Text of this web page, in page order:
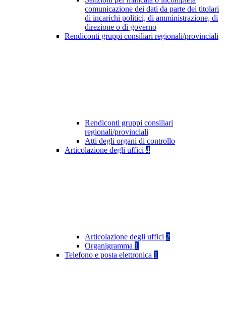
comunicazione dei dati da parte dei titolari
di incarichi politici, di amministrazione, di
direzione o di governo
Rendiconti gruppi consiliari regionali/provinciali
Rendiconti gruppi consiliari
regionali/provinciali
Atti degli organi di controllo
Articolazione degli uffici 4
Articolazione degli uffici 2
Organigramma 1
Telefono e posta elettronica 1